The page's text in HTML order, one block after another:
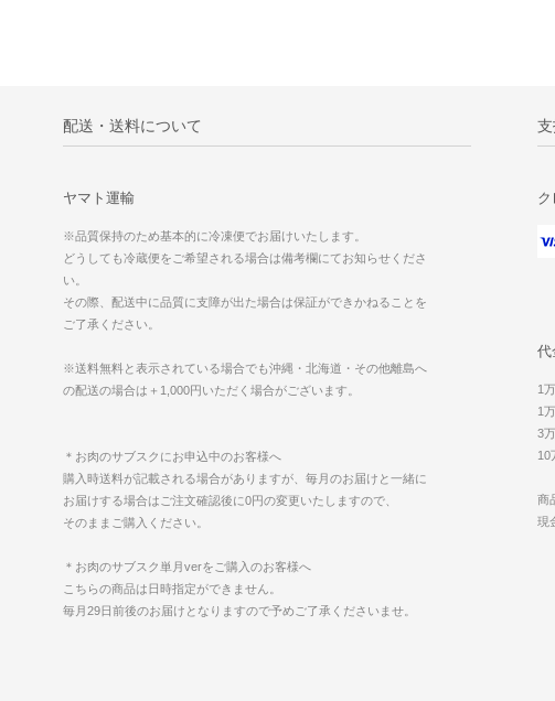
配送・送料について
ヤマト運輸
※品質保持のため基本的に冷凍便でお届けいたします。
どうしても冷蔵便をご希望される場合は備考欄にてお知らせくださ
い。
その際、配送中に品質に支障が出た場合は保証ができかねることを
ご了承ください。
※送料無料と表示されている場合でも沖縄・北海道・その他離島へ
の配送の場合は＋1,000円いただく場合がございます。
＊お肉のサブスクにお申込中のお客様へ
購入時送料が記載される場合がありますが、毎月のお届けと一緒に
お届けする場合はご注文確認後に0円の変更いたしますので、
そのままご購入ください。
＊お肉のサブスク単月verをご購入のお客様へ
こちらの商品は日時指定ができません。
毎月29日前後のお届けとなりますので予めご了承くださいませ。
代
1
1
3
10
商
現